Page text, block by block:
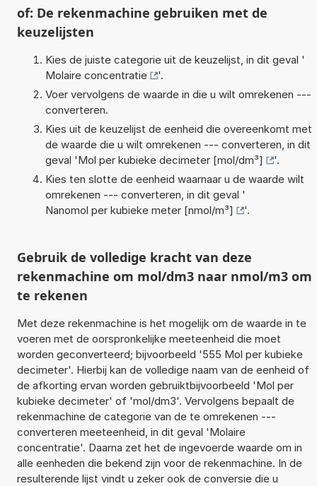
of: De rekenmachine gebruiken met de
keuzelijsten
Kies de juiste categorie uit de keuzelijst, in dit geval '
Molaire concentratie
'.
Voer vervolgens de waarde in die u wilt omrekenen ---
converteren.
Kies uit de keuzelijst de eenheid die overeenkomt met
de waarde die u wilt omrekenen --- converteren, in dit
geval 'Mol per kubieke decimeter [mol/dm³]
'.
Kies ten slotte de eenheid waarnaar u de waarde wilt
omrekenen --- converteren, in dit geval '
Nanomol per kubieke meter [nmol/m³]
'.
Gebruik de volledige kracht van deze
rekenmachine om mol/dm3 naar nmol/m3 om
te rekenen
Met deze rekenmachine is het mogelijk om de waarde in te
voeren met de oorspronkelijke meeteenheid die moet
worden geconverteerd; bijvoorbeeld '555 Mol per kubieke
decimeter'. Hierbij kan de volledige naam van de eenheid of
de afkorting ervan worden gebruiktbijvoorbeeld 'Mol per
kubieke decimeter' of 'mol/dm3'. Vervolgens bepaalt de
rekenmachine de categorie van de te omrekenen ---
converteren meeteenheid, in dit geval 'Molaire
concentratie'. Daarna zet het de ingevoerde waarde om in
alle eenheden die bekend zijn voor de rekenmachine. In de
resulterende lijst vindt u zeker ook de conversie die u